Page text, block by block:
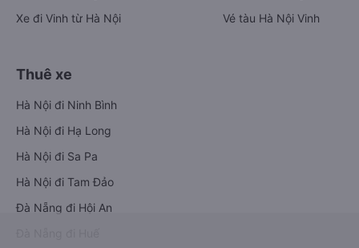
Xe đi Vinh từ Hà Nội
Vé tàu Hà Nội Vinh
Thuê xe
Hà Nội đi Ninh Bình
Hà Nội đi Hạ Long
Hà Nội đi Sa Pa
Hà Nội đi Tam Đảo
Đà Nẵng đi Hội An